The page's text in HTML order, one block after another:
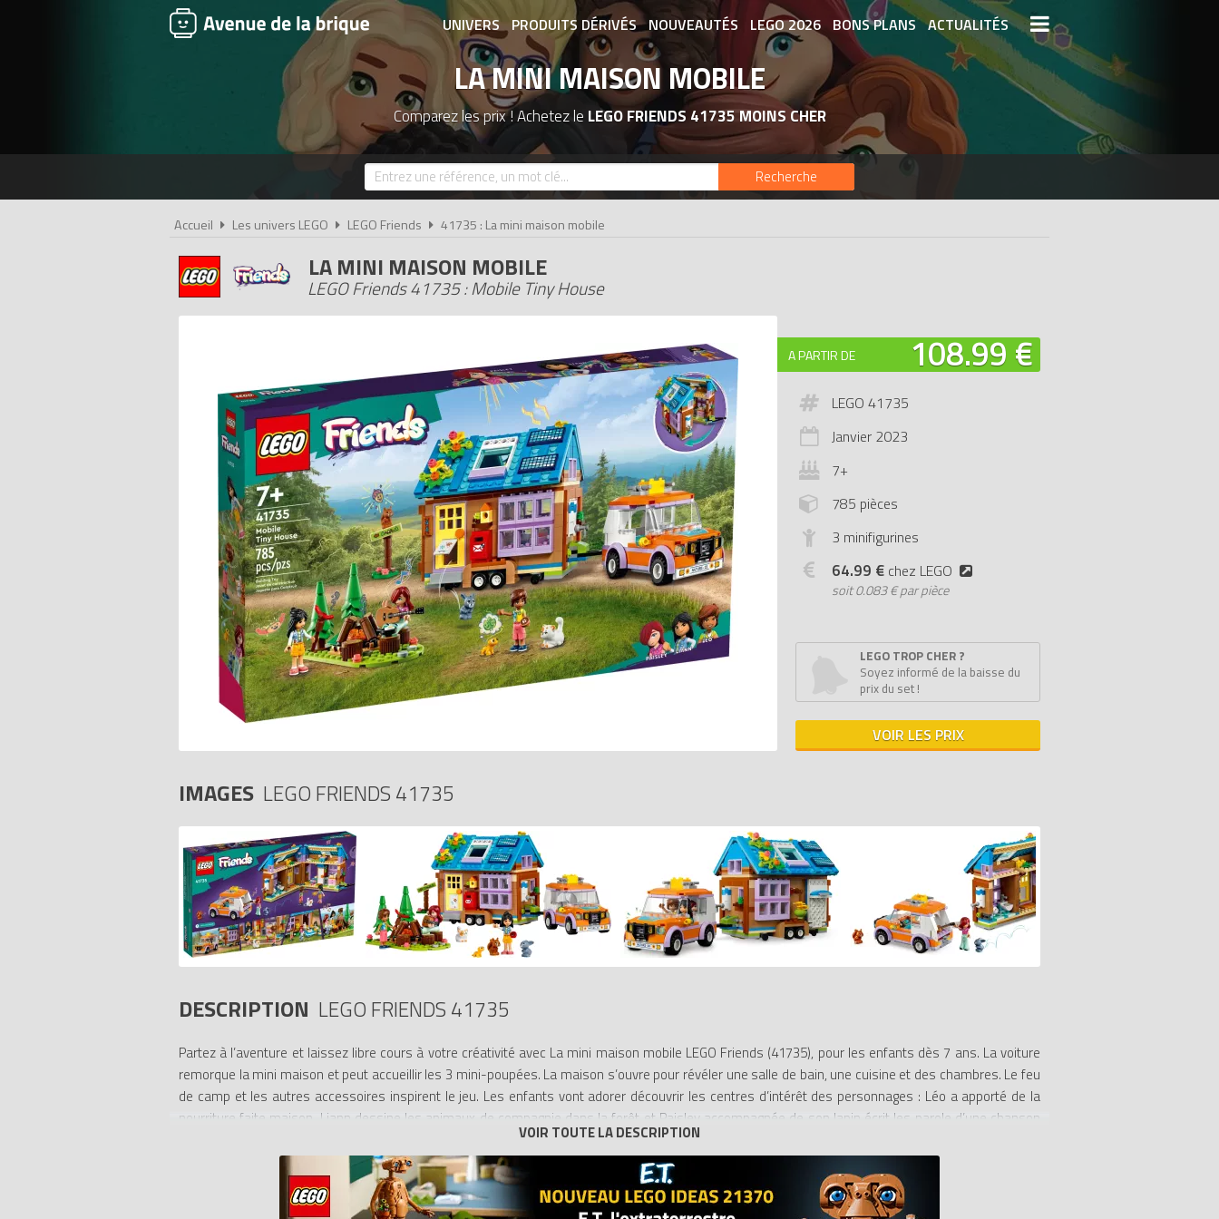
UNIVERS PRODUITS DÉRIVÉS NOUVEAUTÉS LEGO 2026 BONS PLANS ACTUALITÉS
ASSOCIATIONS DE FANS EXPOSITIONS LEGO LEGO LES PLUS CHERS
DERNIERS LEGO AJOUTÉS
LA MINI MAISON MOBILE
Comparez les prix ! Achetez le LEGO FRIENDS 41735 MOINS CHER
Recherche
Accueil Les univers LEGO LEGO Friends 41735 : La mini maison mobile
LA MINI MAISON MOBILE
LEGO Friends 41735 : Mobile Tiny House
A PARTIR DE 108.99 €
LEGO 41735
Janvier 2023
7+
785 pièces
3 minifigurines
64.99 € chez LEGO
soit0.083 € par pièce
LEGO TROP CHER ?
Soyez informé de la baisse du
prix du set !
VOIR LES PRIX
IMAGES LEGO FRIENDS 41735
DESCRIPTION LEGO FRIENDS 41735
Partez à l’aventure et laissez libre cours à votre créativité avec La mini maison mobile LEGO Friends (41735), pour les enfants dès 7 ans. La voiture
remorque la mini maison et peut accueillir les 3 mini-poupées. La maison s’ouvre pour révéler une salle de bain, une cuisine et des chambres. Le feu
de camp et les autres accessoires inspirent le jeu. Les enfants vont adorer découvrir les centres d’intérêt des personnages : Léo a apporté de la
nourriture faite maison, Liann dessine les animaux de compagnie dans la forêt et Paisley accompagnée de son lapin écrit les parole d’une chanson
Une nouvelle façon de construire. Invitez votre enfant à plonger dans la construction intuitive avec l’appli LEGO Builder : ici, il peut zoomer, faire pivoter
les modèles en 3D, sauvegarder ses sets et suivre sa progression.